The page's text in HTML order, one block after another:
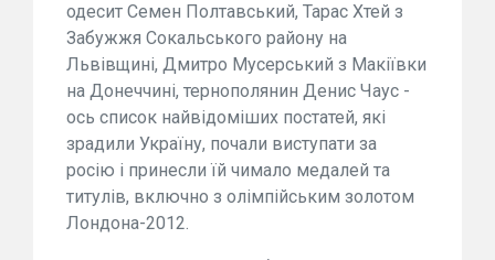
одесит Семен Полтавський, Тарас Хтей з
Забужжя Сокальського району на
Львівщині, Дмитро Мусерський з Макіївки
на Донеччині, тернополянин Денис Чаус -
ось список найвідоміших постатей, які
зрадили Україну, почали виступати за
росію і принесли їй чимало медалей та
титулів, включно з олімпійським золотом
Лондона-2012.